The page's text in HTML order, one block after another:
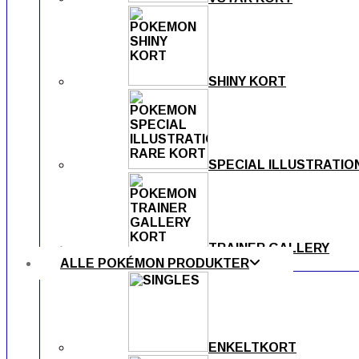
SHINY KORT
SPECIAL
TRAINER GALLERY
ALLE POKÉMON PRODUKTER
ENKELTKORT